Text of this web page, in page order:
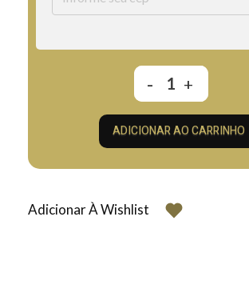
ADICIONAR AO CARRINHO
Adicionar À Wishlist